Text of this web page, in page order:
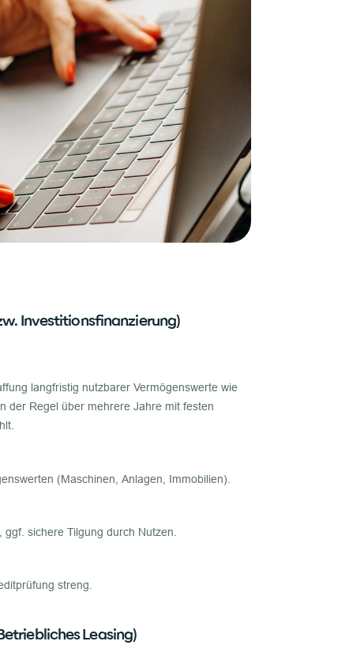
Investitionsfinanzierung)
langfristig nutzbarer Vermögenswerte wie
der Regel über mehrere Jahre mit festen
(Maschinen, Anlagen, Immobilien).
sichere Tilgung durch Nutzen.
streng.
Leasing)